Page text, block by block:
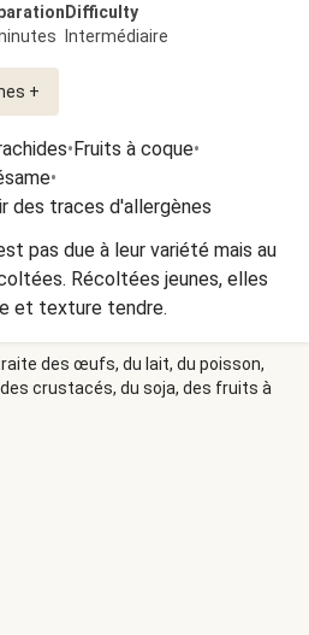
Difficulty
Intermédiaire
+
•Fruits à coque•
•
des traces d'allergènes
pas due à leur variété mais au
Récoltées jeunes, elles
et texture tendre.
des œufs, du lait, du poisson,
crustacés, du soja, des fruits à